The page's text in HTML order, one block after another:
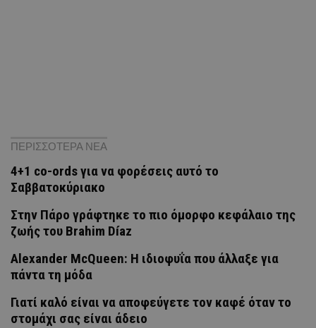
ΠΕΡΙΣΣΟΤΕΡΑ ΝΕΑ
4+1 co-ords για να φορέσεις αυτό το
Σαββατοκύριακο
Στην Πάρο γράφτηκε το πιο όμορφο κεφάλαιο της
ζωής του Brahim Díaz
Alexander McQueen: Η ιδιοφυΐα που άλλαξε για
πάντα τη μόδα
Γιατί καλό είναι να αποφεύγετε τον καφέ όταν το
στομάχι σας είναι άδειο